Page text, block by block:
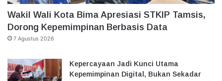
Wakil Wali Kota Bima Apresiasi STKIP Tamsis,
Dorong Kepemimpinan Berbasis Data
7 Agustus 2026
Kepercayaan Jadi Kunci Utama
Kepemimpinan Digital, Bukan Sekadar